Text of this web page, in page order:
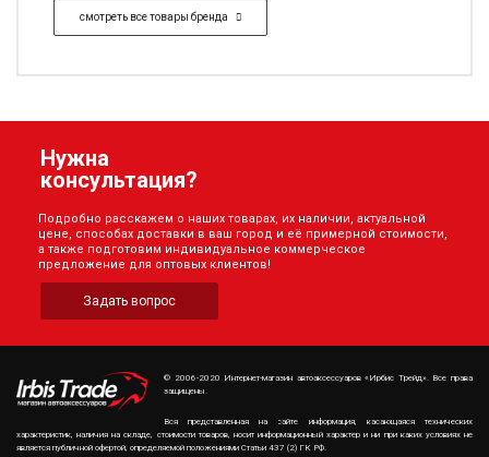
смотреть все товары бренда
Нужна
консультация?
Подробно расскажем о наших товарах, их наличии, актуальной
цене, способах доставки в ваш город и её примерной стоимости,
а также подготовим индивидуальное коммерческое
предложение для оптовых клиентов!
Задать вопрос
© 2006-2020 Интернет-магазин автоаксессуаров «Ирбис Трейд». Все права
защищены.
Вся представленная на сайте информация, касающаяся технических
характеристик, наличия на складе, стоимости товаров, носит информационный характер и ни при каких условиях не
является публичной офертой, определяемой положениями Статьи 437 (2) ГК РФ.